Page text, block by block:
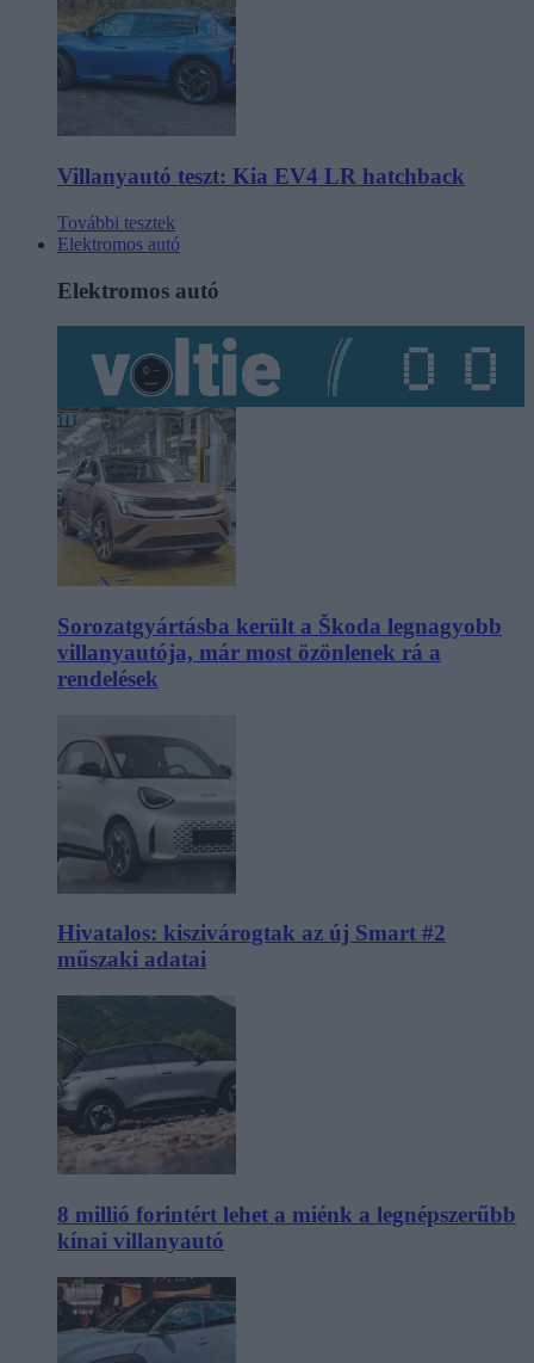
Villanyautó teszt: Kia EV4 LR hatchback
További tesztek
Elektromos autó
Elektromos autó
Sorozatgyártásba került a Škoda legnagyobb
villanyautója, már most özönlenek rá a
rendelések
Hivatalos: kiszivárogtak az új Smart #2
műszaki adatai
8 millió forintért lehet a miénk a legnépszerűbb
kínai villanyautó